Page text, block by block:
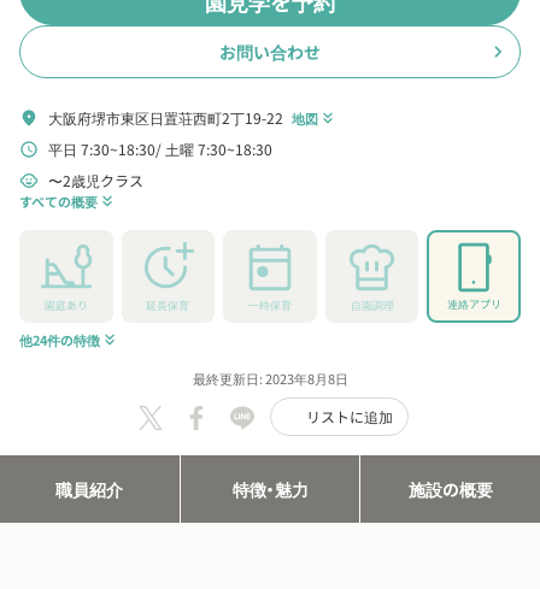
お問い合わせ chevron_right
location_on 大阪府堺市東区日置荘西町2丁19-22 地図 keyboard_double_arrow_down
schedule 平日 7:30~18:30 土曜 7:30~18:30
child_care 〜2歳児クラス
すべての概要 keyboard_double_arrow_down
園庭あり 延長保育 一時保育 自園調理 連絡アプリ
他24件の特徴 keyboard_double_arrow_down
最終更新日: 2023年8月8日
リストに追加
職員紹介 特徴・魅力 施設の概要